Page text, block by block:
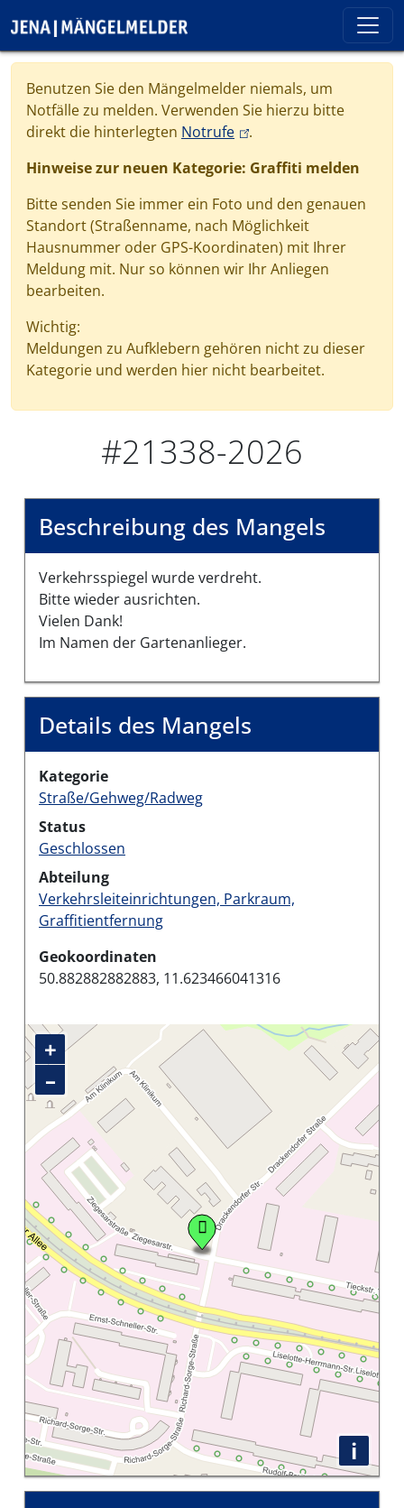
Benutzen Sie den Mängelmelder niemals, um
Notfälle zu melden. Verwenden Sie hierzu bitte
direkt die hinterlegten Notrufe(link is external)
.
Hinweise zur neuen Kategorie: Graffiti melden
Bitte senden Sie immer ein Foto und den genauen
Standort (Straßenname, nach Möglichkeit
Hausnummer oder GPS-Koordinaten) mit Ihrer
Meldung mit. Nur so können wir Ihr Anliegen
bearbeiten.
Wichtig:
Meldungen zu Aufklebern gehören nicht zu dieser
Kategorie und werden hier nicht bearbeitet.
#21338-2026
Beschreibung des Mangels
Verkehrsspiegel wurde verdreht.
Bitte wieder ausrichten.
Vielen Dank!
Im Namen der Gartenanlieger.
Details des Mangels
Kategorie
Straße/Gehweg/Radweg
Status
Geschlossen
Abteilung
Verkehrsleiteinrichtungen, Parkraum,
Graffitientfernung
Geokoordinaten
50.882882882883, 11.623466041316
+
–
i